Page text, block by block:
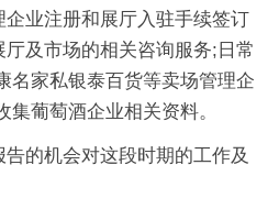
业注册和展厅入驻手续签订
及市场的相关咨询服务;日常
名家私银泰百货等卖场管理企
葡萄酒企业相关资料。
的机会对这段时期的工作及